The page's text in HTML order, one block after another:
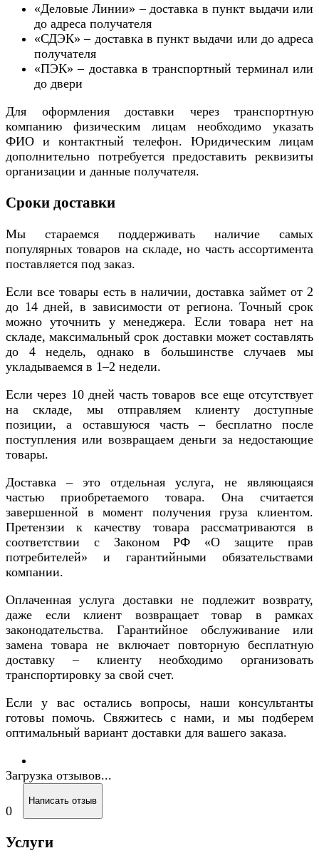
«Деловые Линии» – доставка в пункт выдачи или
до адреса получателя
«СДЭК» – доставка в пункт выдачи или до адреса
получателя
«ПЭК» – доставка в транспортный терминал или
до двери
Для оформления доставки через транспортную
компанию физическим лицам необходимо указать
ФИО и контактный телефон. Юридическим лицам
дополнительно потребуется предоставить реквизиты
организации и данные получателя.
Сроки доставки
Мы стараемся поддерживать наличие самых
популярных товаров на складе, но часть ассортимента
поставляется под заказ.
Если все товары есть в наличии, доставка займет от 2
до 14 дней, в зависимости от региона. Точный срок
можно уточнить у менеджера. Если товара нет на
складе, максимальный срок доставки может составлять
до 4 недель, однако в большинстве случаев мы
укладываемся в 1–2 недели.
Если через 10 дней часть товаров все еще отсутствует
на складе, мы отправляем клиенту доступные
позиции, а оставшуюся часть – бесплатно после
поступления или возвращаем деньги за недостающие
товары.
Доставка – это отдельная услуга, не являющаяся
частью приобретаемого товара. Она считается
завершенной в момент получения груза клиентом.
Претензии к качеству товара рассматриваются в
соответствии с Законом РФ «О защите прав
потребителей» и гарантийными обязательствами
компании.
Оплаченная услуга доставки не подлежит возврату,
даже если клиент возвращает товар в рамках
законодательства. Гарантийное обслуживание или
замена товара не включает повторную бесплатную
доставку – клиенту необходимо организовать
транспортировку за свой счет.
Если у вас остались вопросы, наши консультанты
готовы помочь. Свяжитесь с нами, и мы подберем
оптимальный вариант доставки для вашего заказа.
Загрузка отзывов...
0
Написать отзыв
Услуги